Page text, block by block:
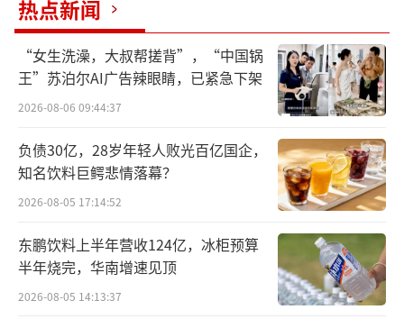
节推算，陈少杰的具体量刑可能在5年-7年之
间。
与“结果”随之而来的，是整个事件的脉
络与核心变得愈加清晰。
从陈少杰失联开始，到陈少杰被捕，再到
斗鱼各大头部主播相继停播、消失，以及部分
主播的落网，隐藏在这个直播平台深处的那
个“赌场”，终于暴露在了大众面前。
毫无疑问，在本身经营乏力的基础上，一
系列事件的发生，正让斗鱼走向深渊。
热点新闻
“女生洗澡，大叔帮搓背”，“中国锅
王”苏泊尔AI广告辣眼睛，已紧急下架
2026-08-06 09:44:37
负债30亿，28岁年轻人败光百亿国企，
知名饮料巨鳄悲情落幕？
2026-08-05 17:14:52
东鹏饮料上半年营收124亿，冰柜预算
半年烧完，华南增速见顶
2026-08-05 14:13:37